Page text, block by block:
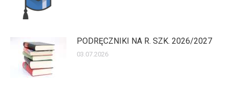
PODRĘCZNIKI NA R. SZK. 2026/2027
03.07.2026